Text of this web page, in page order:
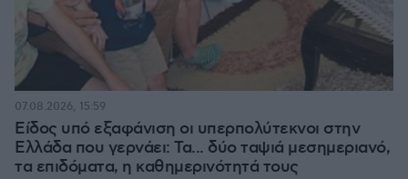
Είδος υπό εξαφάνιση οι υπερπολύτεκνοι στην
Ελλάδα που γερνάει: Τα... δύο ταψιά μεσημεριανό,
τα επιδόματα, η καθημερινότητά τους
07.08.2026, 15:59